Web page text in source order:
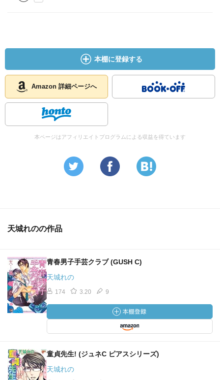
本棚に登録する
Amazon 詳細ページへ
本ページはアフィリエイトプログラムによる収益を得ています
天城れのの作品
青春男子手芸クラブ (GUSH C)
天城れの
174 3.20 9
童貞先生! (ジュネC ピアスシリーズ)
天城れの